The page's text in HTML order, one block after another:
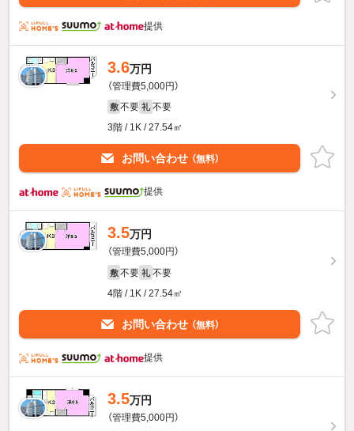
提供
3.6万円
（管理費5,000円）
敷 不要 礼 不要
3階 / 1K / 27.54㎡
お問い合わせ （無料）
提供
3.5万円
（管理費5,000円）
敷 不要 礼 不要
4階 / 1K / 27.54㎡
お問い合わせ （無料）
提供
3.5万円
（管理費5,000円）